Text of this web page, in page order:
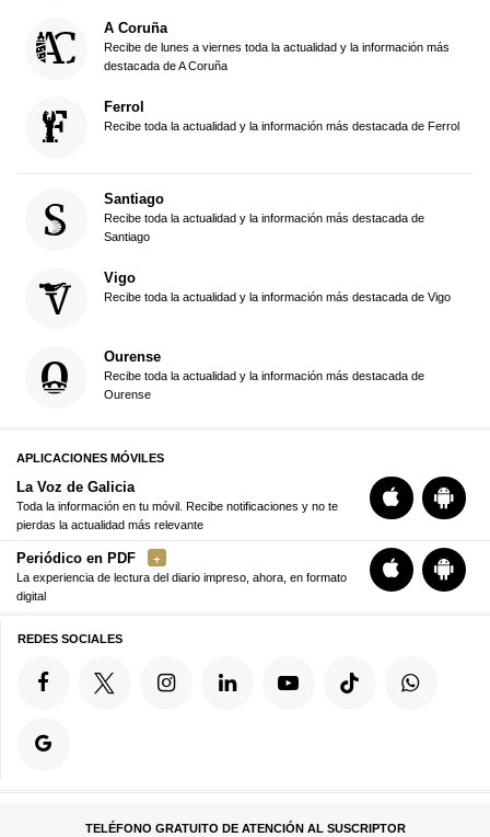
A Coruña
Recibe de lunes a viernes toda la actualidad y la información más
destacada de A Coruña
Ferrol
Recibe toda la actualidad y la información más destacada de Ferrol
Santiago
Recibe toda la actualidad y la información más destacada de
Santiago
Vigo
Recibe toda la actualidad y la información más destacada de Vigo
Ourense
Recibe toda la actualidad y la información más destacada de
Ourense
APLICACIONES MÓVILES
La Voz de Galicia
Toda la información en tu móvil. Recibe notificaciones y no te
pierdas la actualidad más relevante
Periódico en PDF
La experiencia de lectura del diario impreso, ahora, en formato
digital
REDES SOCIALES
TELÉFONO GRATUITO DE ATENCIÓN AL SUSCRIPTOR